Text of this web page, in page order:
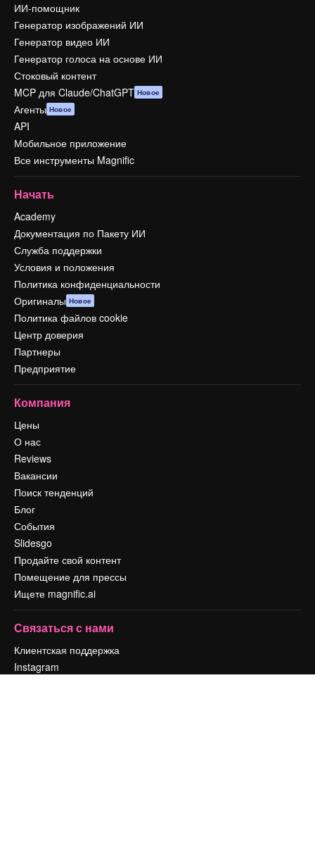
ИИ-помощник
Генератор изображений ИИ
Генератор видео ИИ
Генератор голоса на основе ИИ
Стоковый контент
MCP для Claude/ChatGPT Новое
Агенты Новое
API
Мобильное приложение
Все инструменты Magnific
Начать
Academy
Документация по Пакету ИИ
Служба поддержки
Условия и положения
Политика конфиденциальности
Оригиналы Новое
Политика файлов cookie
Центр доверия
Партнеры
Предприятие
Компания
Цены
О нас
Reviews
Вакансии
Поиск тенденций
Блог
События
Slidesgo
Продайте свой контент
Помещение для прессы
Ищете magnific.ai
Связаться с нами
Клиентская поддержка
Instagram